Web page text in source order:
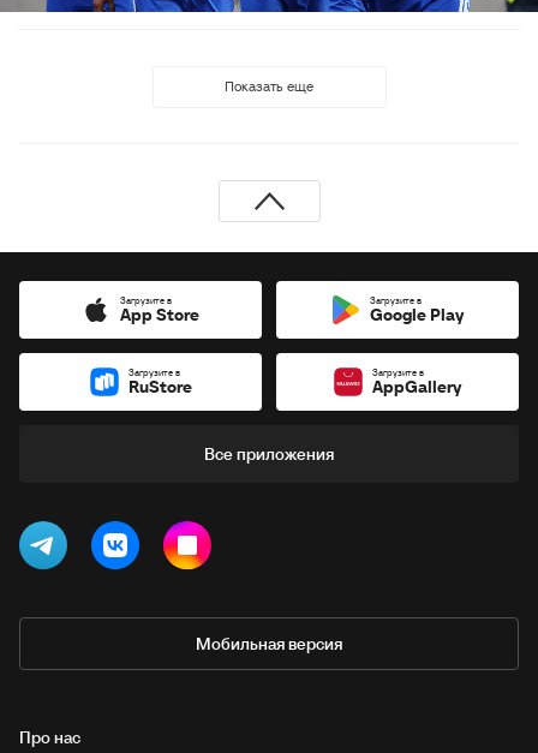
Показать еще
Загрузите в
App Store
Загрузите в
Google Play
Загрузите в
RuStore
Загрузите в
AppGallery
Все приложения
Мобильная версия
Про нас